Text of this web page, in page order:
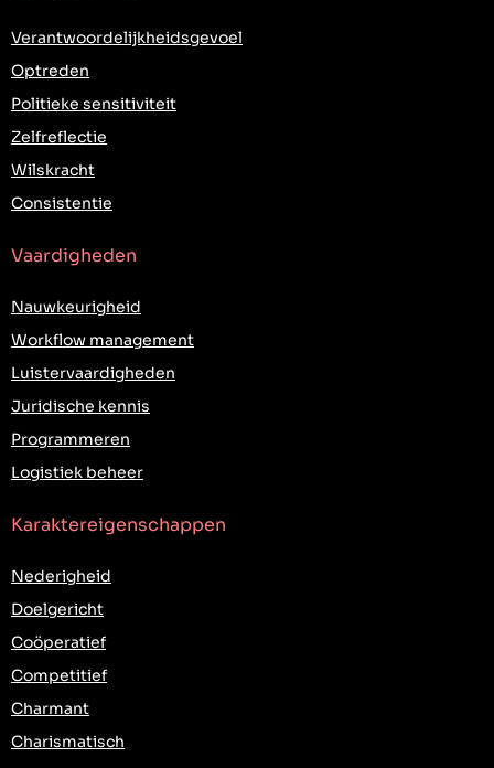
Verantwoordelijkheidsgevoel
Optreden
Politieke sensitiviteit
Zelfreflectie
Wilskracht
Consistentie
Vaardigheden
Nauwkeurigheid
Workflow management
Luistervaardigheden
Juridische kennis
Programmeren
Logistiek beheer
Karaktereigenschappen
Nederigheid
Doelgericht
Coöperatief
Competitief
Charmant
Charismatisch